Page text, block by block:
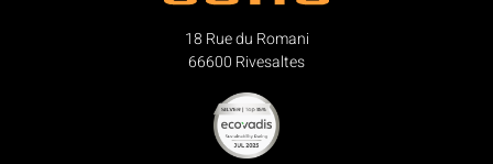
18 Rue du Romani
66600 Rivesaltes